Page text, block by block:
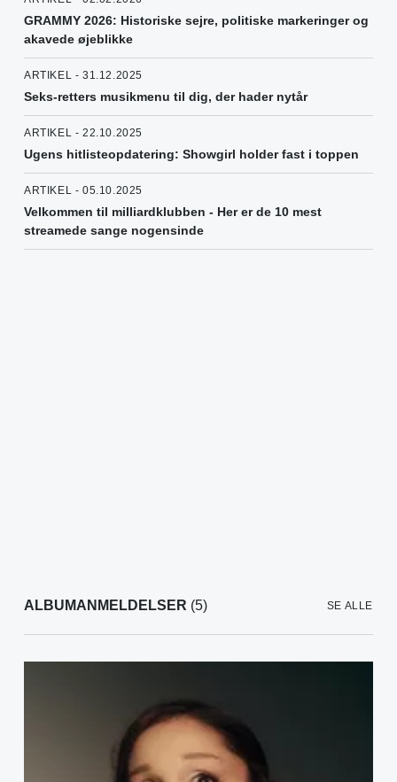
GRAMMY 2026: Historiske sejre, politiske markeringer og
akavede øjeblikke
ARTIKEL - 31.12.2025
Seks-retters musikmenu til dig, der hader nytår
ARTIKEL - 22.10.2025
Ugens hitlisteopdatering: Showgirl holder fast i toppen
ARTIKEL - 05.10.2025
Velkommen til milliardklubben - Her er de 10 mest
streamede sange nogensinde
ALBUMANMELDELSER (5) SE ALLE